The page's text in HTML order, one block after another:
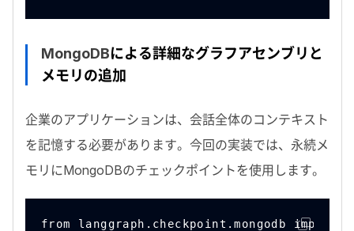
MongoDBによる詳細なグラフアセンブリと
メモリの追加
企業のアプリケーションは、会話全体のコンテキスト
を記憶する必要があります。今回の実装では、永続メ
モリにMongoDBのチェックポイントを使用します。
from langgraph.checkpoint.mongodb import